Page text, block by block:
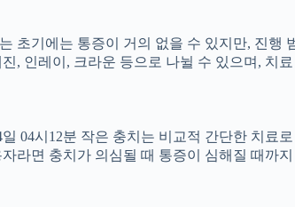
초기에는 통증이 거의 없을 수 있지만, 진행
, 인레이, 크라운 등으로 나뉠 수 있으며, 치
04시12분 작은 충치는 비교적 간단한 치료
라면 충치가 의심될 때 통증이 심해질 때까